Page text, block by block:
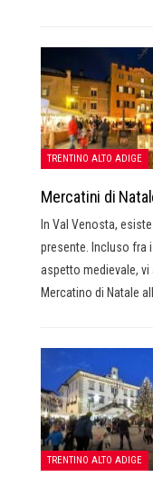
TRENTINO ALTO ADIGE
Mercatini di
In Val Venosta,
presente. Incluso fra
aspetto medievale,
Mercatino di Natale
TRENTINO ALTO ADIGE